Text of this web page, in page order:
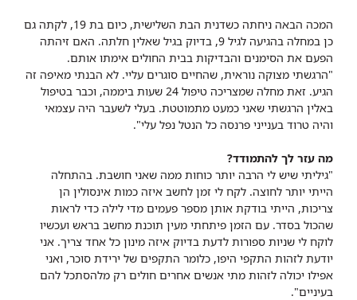
המכה הבאה ניחתה כשדנית הבת השלישית, כיום בת 19, לקתה גם
כן במחלה בהגיעה לגיל 9, בדיוק בגיל שאלין חלתה. האם זיהתה
הפעם את הסימנים והבדיקות בבית החולים אימתו אותם.
"הרגשתי מצוקה נוראית, שהחיים סוגרים עליי. לא הבנתי מאיפה זה
הגיע. זאת מחלה שמצריכה טיפול 24 שעות ביממה, וכבר בטיפול
באלין הרגשתי שאני כמעט מתמוטטת. בעלי לשעבר היה עצמאי
והיה טרוד בענייני פרנסה כל הנטל נפל עלי".
מה עזר לך להתמודד?
"גיליתי שיש לי הרבה יותר כוחות ממה שאני חושבת. בהתחלה
הייתי יותר לחוצה. לקח לי זמן לחשב איזה כמות אינסולין הן
צריכות, הייתי בודקת אותן מספר פעמים מדי לילה כדי לראות
שהכול בסדר. עם הזמן פיתחתי מעין תוכנת מחשב בראש ועכשיו
לוקח לי שניות ספורות לדעת בדיוק איזה מינון כל אחד צריך. אני
יודעת לזהות התקפי היפו, כלומר התקפים של ירידת סוכר, ואני
אפילו יכולה לזהות מתי אנשים אחרים חולים רק מלהסתכל להם
בעיניים".